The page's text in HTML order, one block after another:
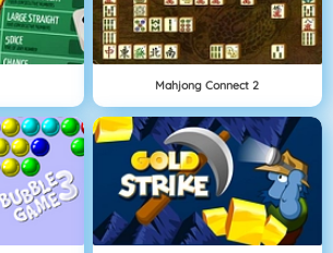
Mahjong Connect 2